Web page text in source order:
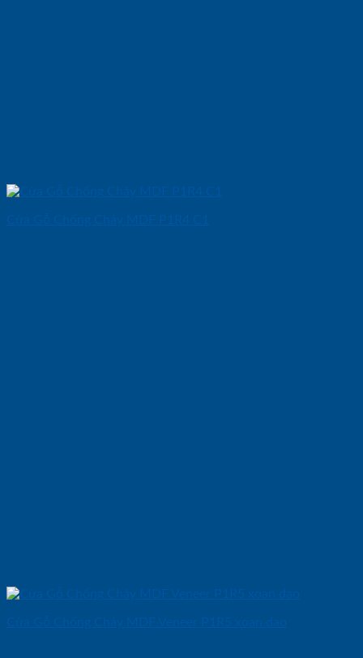
Cửa Gỗ Chống Cháy MDF P1R4 C1
Cửa Gỗ Chống Cháy MDF Veneer P1R5 xoan dao